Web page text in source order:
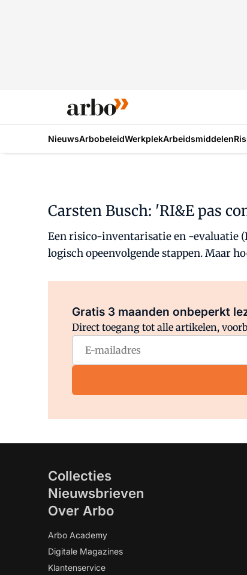
NieuwsArbobeleidWerkplekArbeidsmiddelen
Carsten Busch: 'RI&E pas
Een risico-inventarisatie en -evaluatie
logisch opeenvolgende stappen. Maar
Gratis 3 maanden onbeperkt
Direct toegang tot alle artikelen,
Collecties
Nieuwsbrieven
Over Arbo
Arbo Academy
Digitale Magazines
Klantenservice